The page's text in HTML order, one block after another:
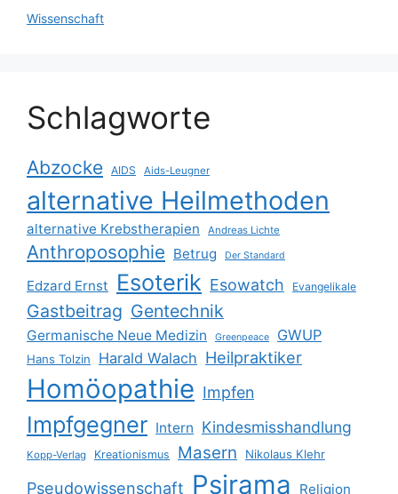
Wissenschaft
Schlagworte
Abzocke AIDS Aids-Leugner
alternative Heilmethoden
alternative Krebstherapien Andreas Lichte
Anthroposophie Betrug Der Standard
Edzard Ernst Esoterik Esowatch Evangelikale
Gastbeitrag Gentechnik
Germanische Neue Medizin Greenpeace GWUP
Hans Tolzin Harald Walach Heilpraktiker
Homöopathie Impfen
Impfgegner Intern Kindesmisshandlung
Kopp-Verlag Kreationismus Masern Nikolaus Klehr
Pseudowissenschaft Psirama Religion